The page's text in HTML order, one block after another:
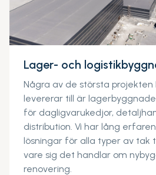
Lager- och
Några av de största projekten
levererar till är
för dagligvarukedjor,
distribution. Vi har lång
lösningar för alla typer av tak
vare sig det handlar om
renovering.